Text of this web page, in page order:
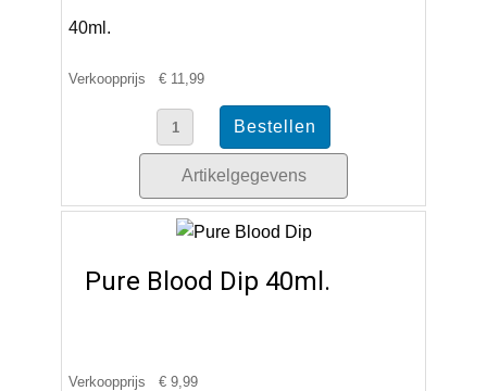
40ml.
Verkoopprijs € 11,99
Artikelgegevens
Pure Blood Dip 40ml.
Verkoopprijs € 9,99